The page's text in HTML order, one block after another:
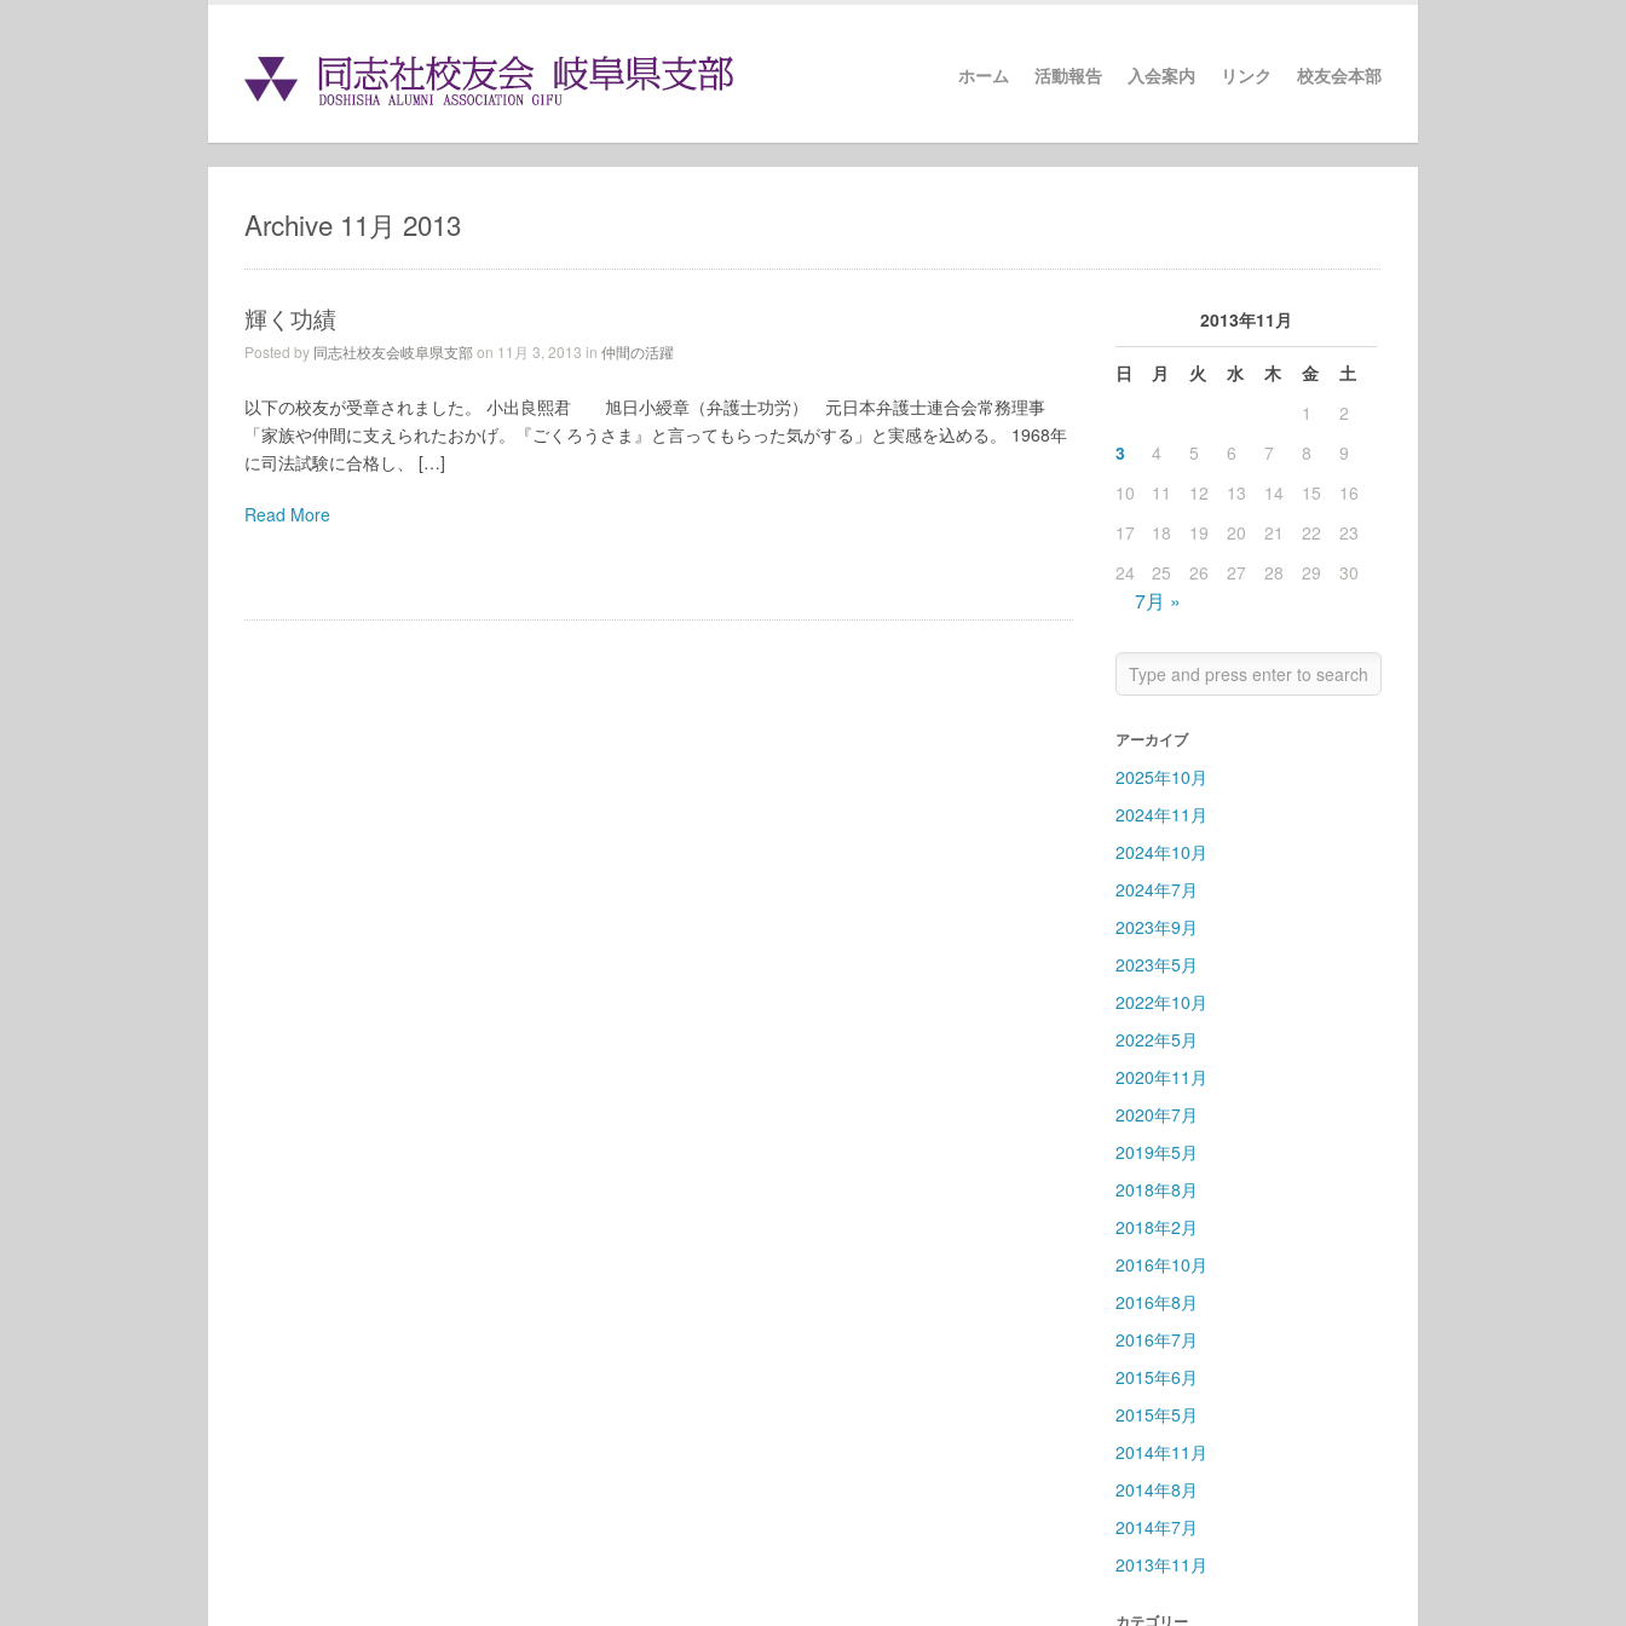
ホーム 活動報告 入会案内 リンク 校友会本部
Archive 11月 2013
輝く功績
Posted by 同志社校友会岐阜県支部on 11月 3, 2013 in 仲間の活躍
以下の校友が受章されました。 小出良熙君 旭日小綬章（弁護士功労） 元日本弁護士連合会常務理事
「家族や仲間に支えられたおかげ。『ごくろうさま』と言ってもらった気がする」と実感を込める。 1968年
に司法試験に合格し、 […]
Read More
2013年11月
日 月 火 水 木 金
土
1
2
3
4 5 6 7 8
9
10
11 12 13 14 15
16
17
18 19 20 21 22
23
24
25 26 27 28 29 30
7月 »
アーカイブ
2025年10月
2024年11月
2024年10月
2024年7月
2023年9月
2023年5月
2022年10月
2022年5月
2020年11月
2020年7月
2019年5月
2018年8月
2018年2月
2016年10月
2016年8月
2016年7月
2015年6月
2015年5月
2014年11月
2014年8月
2014年7月
2013年11月
カテゴリー